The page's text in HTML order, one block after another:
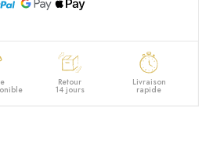
Retour
14 jours
Livraison
rapide